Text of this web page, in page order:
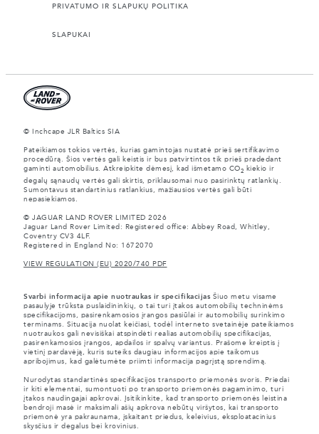
PRIVATUMO IR SLAPUKŲ POLITIKA
SLAPUKAI
© Inchcape JLR Baltics SIA
Pateikiamos tokios vertės, kurias gamintojas nustatė prieš sertifikavimo
procedūrą. Šios vertės gali keistis ir bus patvirtintos tik prieš pradedant
gaminti automobilius. Atkreipkite dėmesį, kad išmetamo CO2
kiekio ir
degalų sąnaudų vertės gali skirtis, priklausomai nuo pasirinktų ratlankių.
Sumontavus standartinius ratlankius, mažiausios vertės gali būti
nepasiekiamos.
© JAGUAR LAND ROVER LIMITED 2026
Jaguar Land Rover Limited: Registered office: Abbey Road, Whitley,
Coventry CV3 4LF.
Registered in England No: 1672070
VIEW REGULATION (EU) 2020/740 PDF
Svarbi informacija apie nuotraukas ir specifikacijasŠiuo metu visame
pasaulyje trūksta puslaidininkių, o tai turi įtakos automobilių techninėms
specifikacijoms, pasirenkamosios įrangos pasiūlai ir automobilių surinkimo
terminams. Situacija nuolat keičiasi, todėl interneto svetainėje pateikiamos
nuotraukos gali nevisiškai atspindėti realias automobilių specifikacijas,
pasirenkamosios įrangos, apdailos ir spalvų variantus. Prašome kreiptis į
vietinį pardavėją, kuris suteiks daugiau informacijos apie taikomus
apribojimus, kad galėtumėte priimti informacija pagrįstą sprendimą.
Nurodytas standartinės specifikacijos transporto priemonės svoris. Priedai
ir kiti elementai, sumontuoti po transporto priemonės pagaminimo, turi
įtakos naudingajai apkrovai. Įsitikinkite, kad transporto priemonės leistina
bendroji masė ir maksimali ašių apkrova nebūtų viršytos, kai transporto
priemonė yra pakraunama, įskaitant priedus, keleivius, eksploatacinius
skysčius ir degalus bei krovinius.